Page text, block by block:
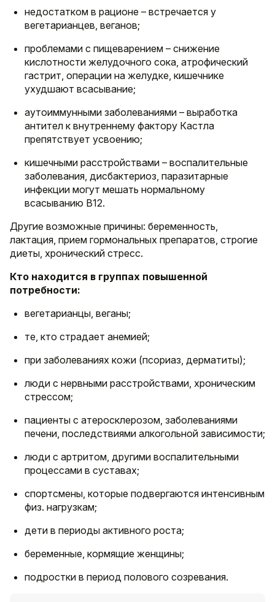
недостатком в рационе – встречается у
вегетарианцев, веганов;
проблемами с пищеварением – снижение
кислотности желудочного сока, атрофический
гастрит, операции на желудке, кишечнике
ухудшают всасывание;
аутоиммунными заболеваниями – выработка
антител к внутреннему фактору Кастла
препятствует усвоению;
кишечными расстройствами – воспалительные
заболевания, дисбактериоз, паразитарные
инфекции могут мешать нормальному
всасыванию B12.
Другие возможные причины: беременность,
лактация, прием гормональных препаратов, строгие
диеты, хронический стресс.
Кто находится в группах повышенной
потребности:
вегетарианцы, веганы;
те, кто страдает анемией;
при заболеваниях кожи (псориаз, дерматиты);
люди с нервными расстройствами, хроническим
стрессом;
пациенты с атеросклерозом, заболеваниями
печени, последствиями алкогольной зависимости;
люди с артритом, другими воспалительными
процессами в суставах;
спортсмены, которые подвергаются интенсивным
физ. нагрузкам;
дети в периоды активного роста;
беременные, кормящие женщины;
подростки в период полового созревания.